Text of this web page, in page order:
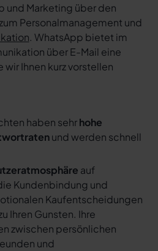
und Marketing über den
Personalmanagement und
. WhatsApp bietet im
über E-Mail eine
wir Ihnen kurz vorstellen
haben sehrhohe
und werden schnell
auf
Kundenbindung und
Kaufentscheidungen
Ihren Gunsten. Ihre
zwischen persönlichen
und